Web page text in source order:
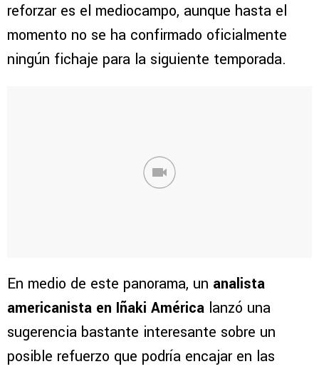
reforzar es el mediocampo, aunque hasta el
momento no se ha confirmado oficialmente
ningún fichaje para la siguiente temporada.
En medio de este panorama, un analista
americanista en Iñaki América lanzó una
sugerencia bastante interesante sobre un
posible refuerzo que podría encajar en las